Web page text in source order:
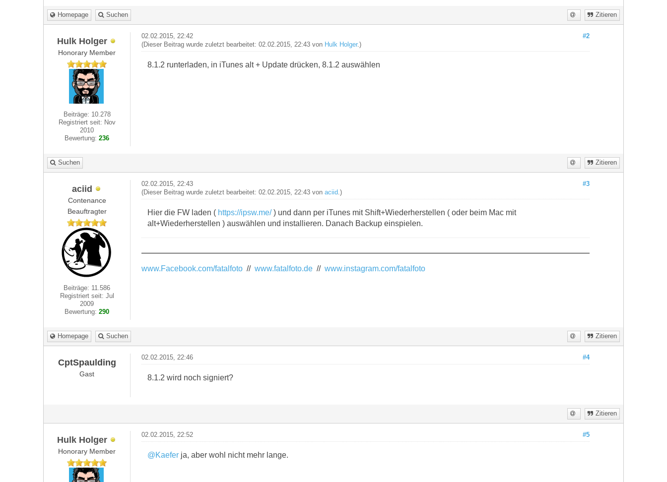
Homepage Suchen Zitieren
Hulk Holger
Honorary Member
Beiträge: 10.278
Registriert seit: Nov
2010
Bewertung:236
#2
02.02.2015, 22:42
(Dieser Beitrag wurde zuletzt bearbeitet: 02.02.2015, 22:43 von Hulk Holger.)
8.1.2 runterladen, in iTunes alt + Update drücken, 8.1.2 auswählen
Suchen Zitieren
aciid
Contenance
Beauftragter
Beiträge: 11.586
Registriert seit: Jul
2009
Bewertung:290
#3
02.02.2015, 22:43
(Dieser Beitrag wurde zuletzt bearbeitet: 02.02.2015, 22:43 von aciid .)
Hier die FW laden ( https://ipsw.me/) und dann per iTunes mit Shift+Wiederherstellen ( oder beim Mac mit
alt+Wiederherstellen ) auswählen und installieren. Danach Backup einspielen.
www.Facebook.com/fatalfoto// www.fatalfoto.de// www.instagram.com/fatalfoto
Homepage Suchen Zitieren
CptSpaulding
Gast
#4
02.02.2015, 22:46
8.1.2 wird noch signiert?
Zitieren
Hulk Holger
Honorary Member
#5
02.02.2015, 22:52
@Kaeferja, aber wohl nicht mehr lange.